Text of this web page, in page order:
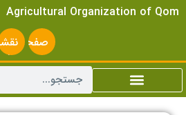
Agricultural Organization of Qom
صفحه
اصلی